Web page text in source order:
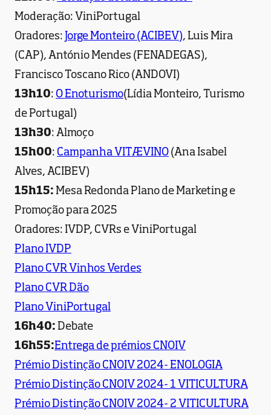
Moderação: ViniPortugal
Oradores:Jorge Monteiro (ACIBEV), Luis Mira
(CAP), António Mendes (FENADEGAS),
Francisco Toscano Rico (ANDOVI)
13h10: O Enoturismo(Lídia Monteiro, Turismo
de Portugal)
13h30: Almoço
15h00: Campanha VITÆVINO(Ana Isabel
Alves, ACIBEV)
15h15:Mesa Redonda Plano de Marketing e
Promoção para 2025
Oradores: IVDP, CVRs e ViniPortugal
Plano IVDP
Plano CVR Vinhos Verdes
Plano CVR Dão
Plano ViniPortugal
16h40:Debate
16h55:Entrega de prémios CNOIV
Prémio Distinção CNOIV 2024- ENOLOGIA
Prémio Distinção CNOIV 2024- 1 VITICULTURA
Prémio Distinção CNOIV 2024- 2 VITICULTURA